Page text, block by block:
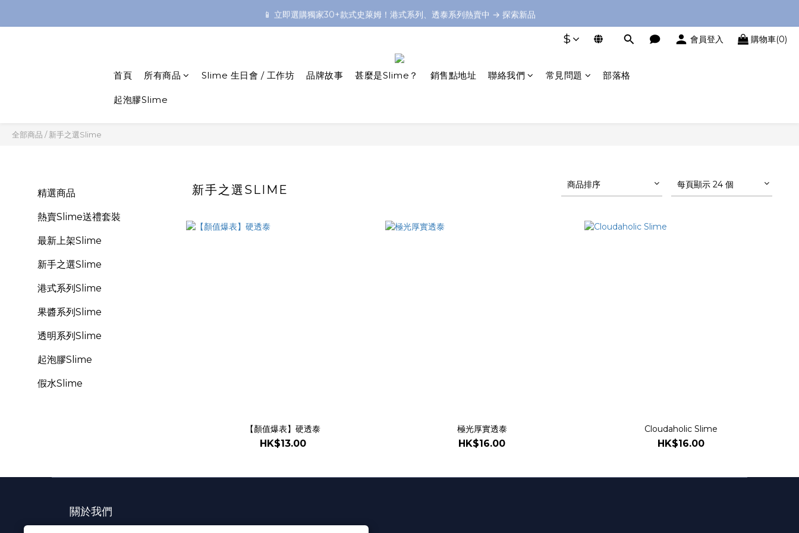
📱 立即選購獨家30+款式史萊姆！港式系列、透泰系列熱賣中 → 探索新品
📱 立即選購獨家30+款式史萊姆！港式系列、透泰系列熱賣中 → 探索新品
💡 媒體熱推：《明報》& Little Steps Asia 推薦為香港最佳鬼口水體驗之一！
$ 會員登入 購物車(0)
首頁 所有商品 Slime 生日會 / 工作坊 品牌故事 甚麼是Slime？ 銷售點地址 聯絡我們 常見問題 部落格
起泡膠Slime
全部商品 /新手之選Slime
精選商品
熱賣Slime送禮套裝
最新上架Slime
新手之選Slime
港式系列Slime
果醬系列Slime
透明系列Slime
起泡膠Slime
假水Slime
新手之選SLIME 商品排序 每頁顯示 24 個
【顏值爆表】硬透泰
HK$13.00
極光厚實透泰
HK$16.00
Cloudaholic Slime
HK$16.00
關於我們